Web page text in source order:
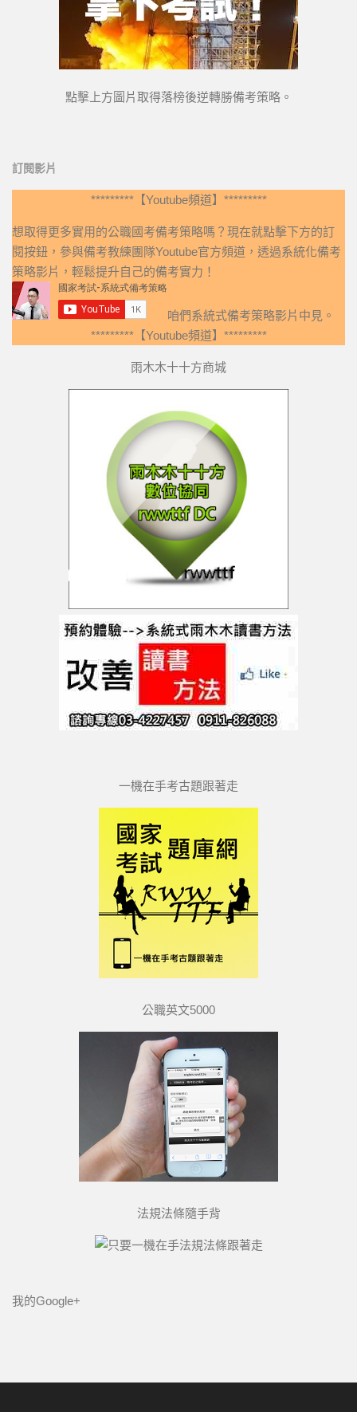
點擊上方圖片取得落榜後逆轉勝備考策略。
訂閱影片
*********【Youtube頻道】*********
想取得更多實用的公職國考備考策略嗎？現在就點擊下方的訂
閱按鈕，參與備考教練團隊Youtube官方頻道，透過系統化備考
策略影片，輕鬆提升自己的備考實力！
咱們系統式備考策略影片中見。
*********【Youtube頻道】*********
雨木木十十方商城
一機在手考古題跟著走
公職英文5000
法規法條隨手背
我的Google+